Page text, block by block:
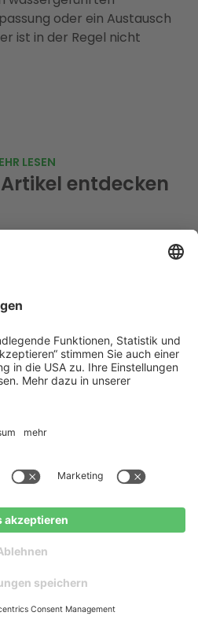
Kostenloser
oder ein Austausch
ist in der Regel nicht
LESEN
entdecken
für Hausbesitzer
über die
und